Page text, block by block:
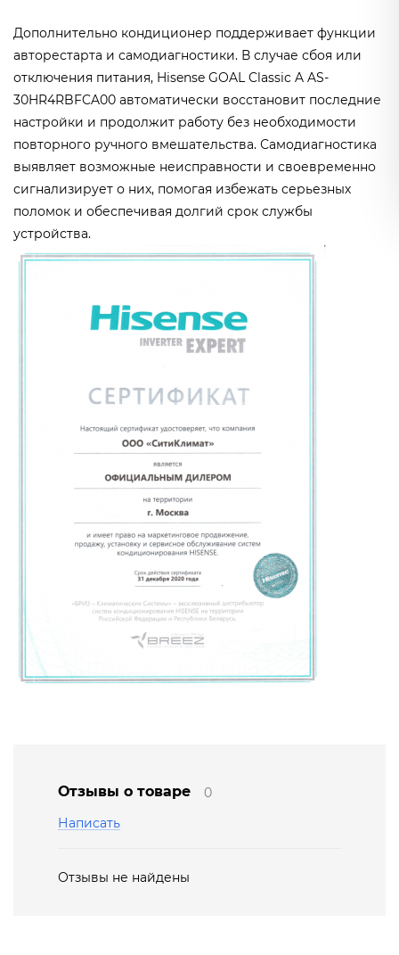
Дополнительно кондиционер поддерживает функции
авторестарта и самодиагностики. В случае сбоя или
отключения питания, Hisense GOAL Classic A AS-
30HR4RBFCA00 автоматически восстановит последние
настройки и продолжит работу без необходимости
повторного ручного вмешательства. Самодиагностика
выявляет возможные неисправности и своевременно
сигнализирует о них, помогая избежать серьезных
поломок и обеспечивая долгий срок службы
устройства.
Отзывы о товаре
0
Написать
Отзывы не найдены